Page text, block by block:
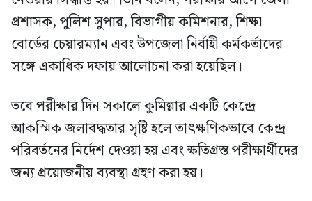
প্রশাসক, পুলিশ সুপার, বিভাগীয় কমিশনার, শিক্ষা
বোর্ডের চেয়ারম্যান এবং উপজেলা নির্বাহী কর্মকর্তাদের
সঙ্গে একাধিক দফায় আলোচনা করা হয়েছিল।
তবে পরীক্ষার দিন সকালে কুমিল্লার একটি কেন্দ্রে
আকস্মিক জলাবদ্ধতার সৃষ্টি হলে তাৎক্ষণিকভাবে কেন্দ্র
পরিবর্তনের নির্দেশ দেওয়া হয় এবং ক্ষতিগ্রস্ত পরীক্ষার্থীদের
জন্য প্রয়োজনীয় ব্যবস্থা গ্রহণ করা হয়।